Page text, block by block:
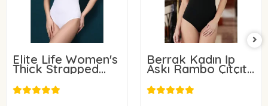
Elite Life Women's
Thick Strapped
Slip Body 878
14,40 USD
Berrak Kadın İp
Askı Rambo Çıtçıtlı
Badi 2172
10,15 USD